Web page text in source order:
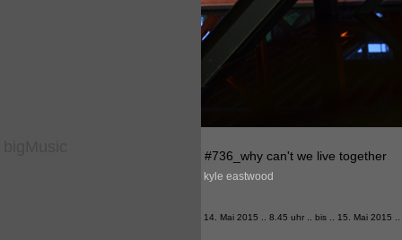
#736_why can't we live together
kyle eastwood
14. Mai 2015 .. 8.45 uhr .. bis .. 15. Mai 2015